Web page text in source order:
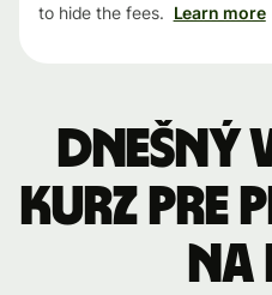
to hide the fees. Learn more
Dnešný
kurz pre
na